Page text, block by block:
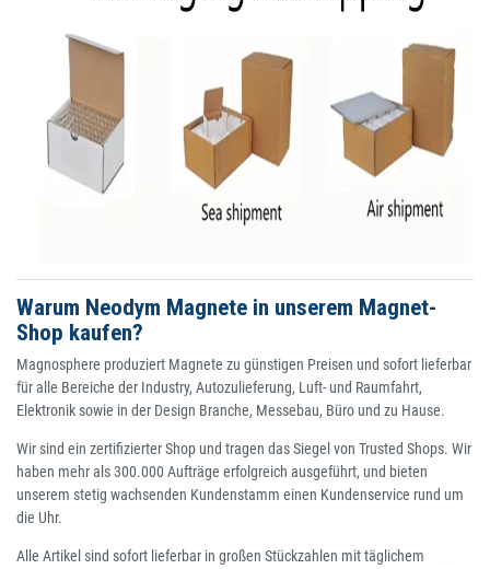
Warum Neodym Magnete in unserem Magnet-
Shop kaufen?
Magnosphere produziert Magnete zu günstigen Preisen und sofort lieferbar
für alle Bereiche der Industry, Autozulieferung, Luft- und Raumfahrt,
Elektronik sowie in der Design Branche, Messebau, Büro und zu Hause.
Wir sind ein zertifizierter Shop und tragen das Siegel von Trusted Shops. Wir
haben mehr als 300.000 Aufträge erfolgreich ausgeführt, und bieten
unserem stetig wachsenden Kundenstamm einen Kundenservice rund um
die Uhr.
Alle Artikel sind sofort lieferbar in großen Stückzahlen mit täglichem